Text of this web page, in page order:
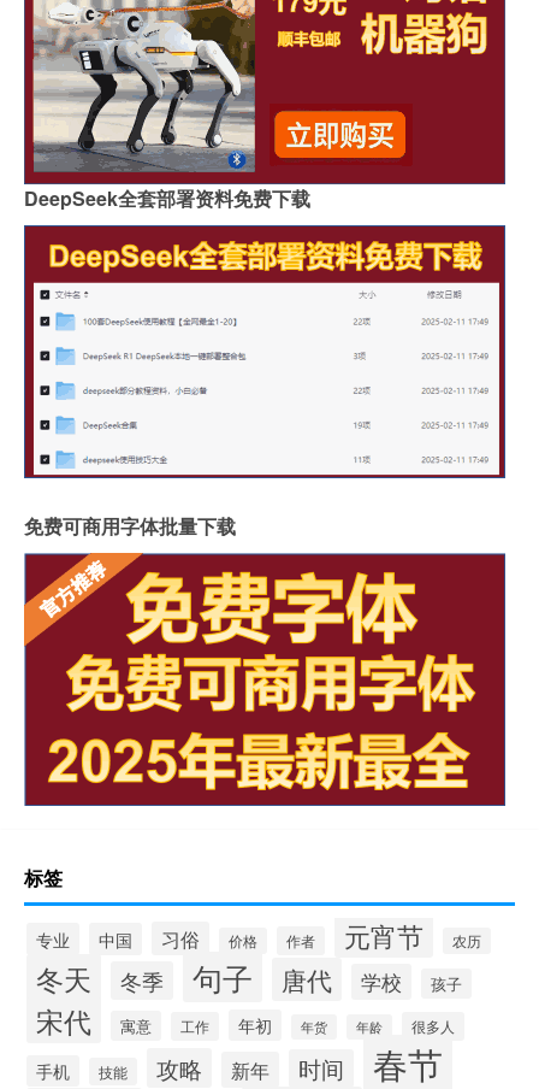
DeepSeek全套部署资料免费下载
免费可商用字体批量下载
标签
专业 中国 习俗 价格 作者 元宵节 农历
冬天 冬季 句子 唐代 学校 孩子
宋代 寓意 工作 年初 年货 年龄 很多人
手机 技能 攻略 新年 时间 春节